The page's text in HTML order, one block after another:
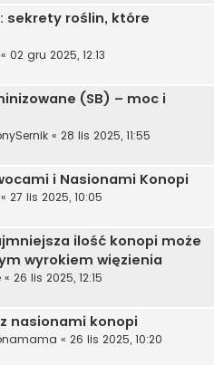
sekrety roślin, które
« 02 gru 2025, 12:13
(SB) – moc i
« 28 lis 2025, 11:55
i Nasionami Konopi
« 27 lis 2025, 10:05
ilość konopi może
wyrokiem więzienia
« 26 lis 2025, 12:15
nasionami konopi
« 26 lis 2025, 10:20